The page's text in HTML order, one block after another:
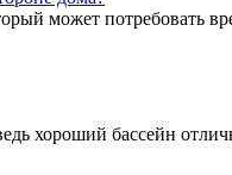
может потребовать
хороший бассейн